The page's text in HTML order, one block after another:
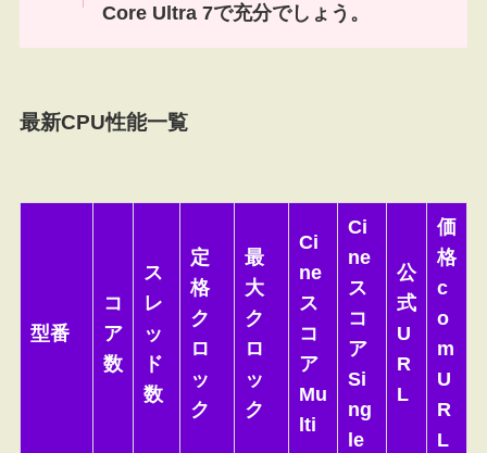
Core Ultra 7で充分でしょう。
最新CPU性能一覧
型番
コ
ア
数
ス
レ
ッ
ド
数
定
格
ク
ロ
ッ
ク
最
大
ク
ロ
ッ
ク
Ci
ne
ス
コ
ア
Mu
lti
Ci
ne
ス
コ
ア
Si
ng
le
公
式
U
R
L
価
格
c
o
m
U
R
L